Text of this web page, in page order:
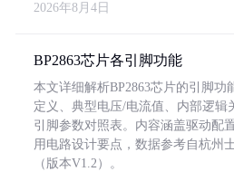
2026年8月4日
BP2863芯片各引脚功能
本文详细解析BP2863芯片的引脚功
定义、典型电压/电流值、内部逻辑
引脚参数对照表。内容涵盖驱动配
用电路设计要点，数据参考自杭州
（版本V1.2）。